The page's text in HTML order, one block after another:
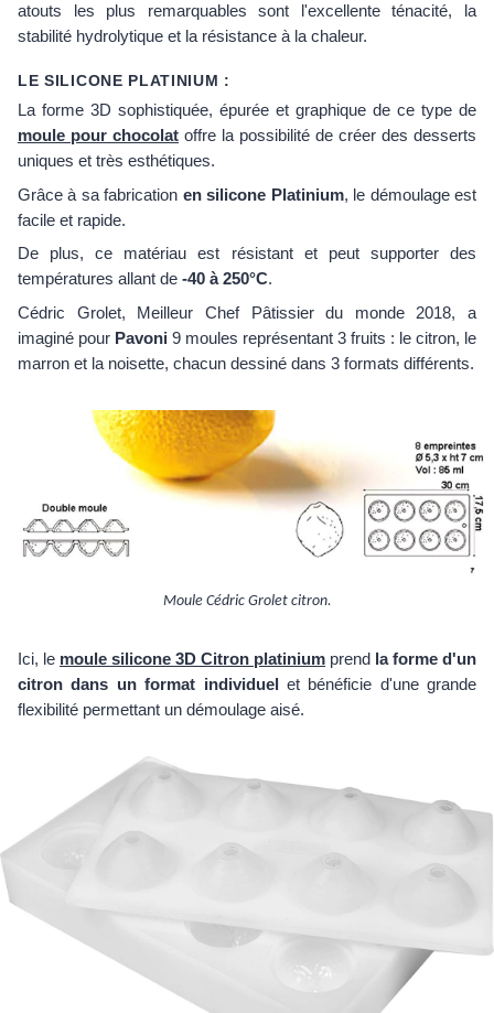
atouts les plus remarquables sont l'excellente ténacité, la
stabilité hydrolytique et la résistance à la chaleur.
LE SILICONE PLATINIUM :
La forme 3D sophistiquée, épurée et graphique de ce type de
moule pour chocolat offre la possibilité de créer des desserts
uniques et très esthétiques.
Grâce à sa fabrication en silicone Platinium, le démoulage est
facile et rapide.
De plus, ce matériau est résistant et peut supporter des
températures allant de -40 à 250°C.
Cédric Grolet, Meilleur Chef Pâtissier du monde 2018, a
imaginé pour Pavoni 9 moules représentant 3 fruits : le citron, le
marron et la noisette, chacun dessiné dans 3 formats différents.
Moule Cédric Grolet citron.
Ici, le moule silicone 3D Citron platinium prend la forme d'un
citron dans un format individuelet bénéficie d'une grande
flexibilité permettant un démoulage aisé.